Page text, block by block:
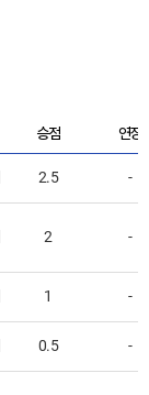
승점 연장
2.5 -
2 -
1 -
0.5 -